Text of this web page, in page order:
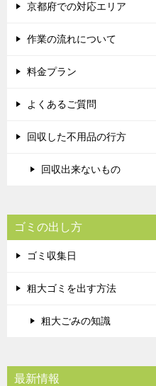
京都府での対応エリア
作業の流れについて
料金プラン
よくあるご質問
回収した不用品の行方
回収出来ないもの
ゴミの出し方
ゴミ収集日
粗大ゴミを出す方法
粗大ごみの知識
最新情報